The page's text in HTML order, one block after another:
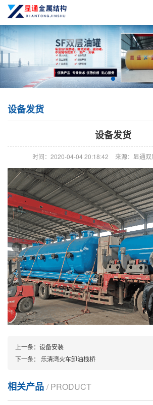
设备发货
设备发货
时间：2020-04-04 20:18:42 来源：显通双
上一条： 设备安装
下一条：
乐清湾火车卸油栈桥
相关产品 / PRODUCT